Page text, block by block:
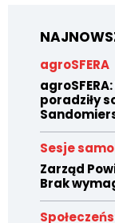
agroSFERA
poradziły
Sesje
Zarząd
Brak